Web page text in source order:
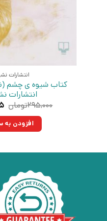
انتشارات
کتاب شیوه ی چشم
انتشارات
۲۹۵,۰۰۰تومان
افزودن به